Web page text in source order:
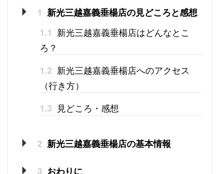
1 新光三越嘉義垂楊店の見どころと感想
1.1 新光三越嘉義垂楊店はどんなとこ
ろ？
1.2 新光三越嘉義垂楊店へのアクセス
（行き方）
1.3 見どころ・感想
2 新光三越嘉義垂楊店の基本情報
3 おわりに